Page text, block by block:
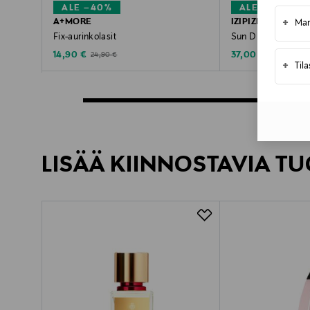
+
+
ALE –40%
A+MORE
Fix-aurinkolasit
Discounted Price
14,90 € Original Price
24,90 €
ALE –30%
IZIPIZI
Sun D -aurinkolasit
Discounted Price
37,00 €
LISÄÄ KIINNOSTAVIA